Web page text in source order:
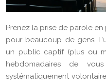
Prenez la prise de parole en
pour beaucoup de gens.
un public captif (plus ou
hebdomadaires de
systématiquement